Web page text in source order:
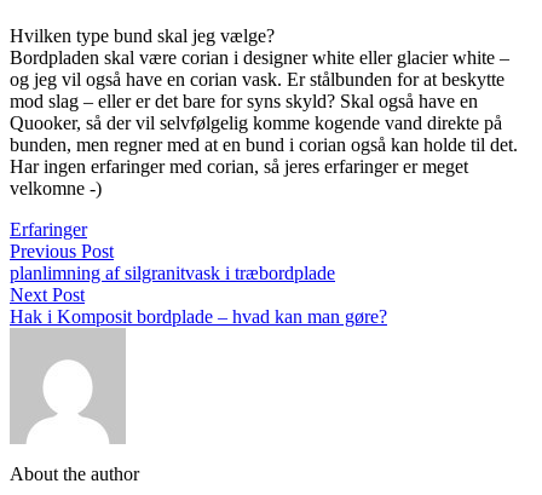
Hvilken type bund skal jeg vælge?
Bordpladen skal være corian i designer white eller glacier white –
og jeg vil også have en corian vask. Er stålbunden for at beskytte
mod slag – eller er det bare for syns skyld? Skal også have en
Quooker, så der vil selvfølgelig komme kogende vand direkte på
bunden, men regner med at en bund i corian også kan holde til det.
Har ingen erfaringer med corian, så jeres erfaringer er meget
velkomne -)
Erfaringer
Previous Post
planlimning af silgranitvask i træbordplade
Next Post
Hak i Komposit bordplade – hvad kan man gøre?
About the author